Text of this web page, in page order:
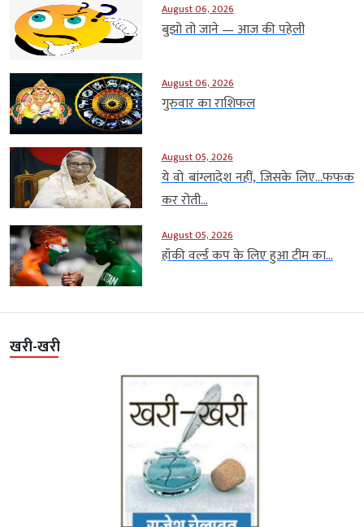
August 06, 2026
बुझो तो जाने — आज की पहेली
August 06, 2026
गुरुवार का राशिफल
August 05, 2026
ये वो बांग्लादेश नहीं, जिसके लिए…फफक
कर रोती...
August 05, 2026
हॉकी वर्ल्ड कप के लिए हुआ टीम का...
खरी-खरी